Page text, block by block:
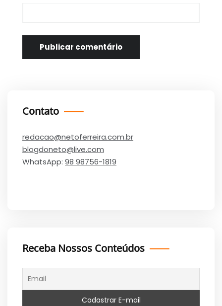
Contato
redacao@netoferreira.com.br
blogdoneto@live.com
WhatsApp: 98 98756-1819
Receba Nossos Conteúdos